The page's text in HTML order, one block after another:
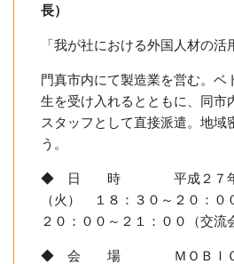
長）
「我が社における外国人材の活
門真市内にて製造業を営む。ベ
生を受け入れるとともに、同市
スタッフとして直接派遣。地域
う。
◆ 日 時 平成２７年
（火） １８：３０～２０：０
２０：００～２１：００（交流
◆ 会 場 ＭＯＢＩＯ 第